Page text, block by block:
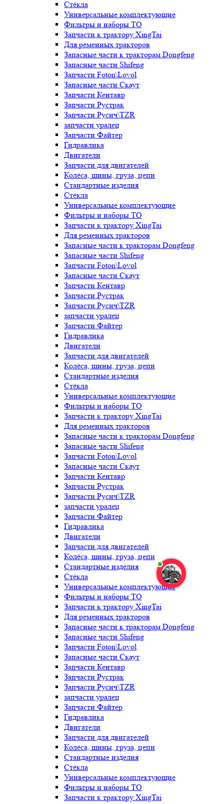
Стёкла
Универсальные комплектующие
Фильтры и наборы ТО
Запчасти к трактору XingTai
Для ременных тракторов
Запасные части к тракторам Dongfeng
Запасные части Shifeng
Запчасти Foton\Lovol
Запасные части Скаут
Запчасти Кентавр
Запчасти Рустрак
Запчасти Русич\TZR
запчасти уралец
Запчасти Файтер
Гидравлика
Двигатели
Запчасти для двигателей
Колёса, шины, груза, цепи
Стандартные изделия
Стёкла
Универсальные комплектующие
Фильтры и наборы ТО
Запчасти к трактору XingTai
Для ременных тракторов
Запасные части к тракторам Dongfeng
Запасные части Shifeng
Запчасти Foton\Lovol
Запасные части Скаут
Запчасти Кентавр
Запчасти Рустрак
Запчасти Русич\TZR
запчасти уралец
Запчасти Файтер
Гидравлика
Двигатели
Запчасти для двигателей
Колёса, шины, груза, цепи
Стандартные изделия
Стёкла
Универсальные комплектующие
Фильтры и наборы ТО
Запчасти к трактору XingTai
Для ременных тракторов
Запасные части к тракторам Dongfeng
Запасные части Shifeng
Запчасти Foton\Lovol
Запасные части Скаут
Запчасти Кентавр
Запчасти Рустрак
Запчасти Русич\TZR
запчасти уралец
Запчасти Файтер
Гидравлика
Двигатели
Запчасти для двигателей
Колёса, шины, груза, цепи
Стандартные изделия
Стёкла
Универсальные комплектующие
Фильтры и наборы ТО
Запчасти к трактору XingTai
Для ременных тракторов
Запасные части к тракторам Dongfeng
Запасные части Shifeng
Запчасти Foton\Lovol
Запасные части Скаут
Запчасти Кентавр
Запчасти Рустрак
Запчасти Русич\TZR
запчасти уралец
Запчасти Файтер
Гидравлика
Двигатели
Запчасти для двигателей
Колёса, шины, груза, цепи
Стандартные изделия
Стёкла
Универсальные комплектующие
Фильтры и наборы ТО
Запчасти к трактору XingTai